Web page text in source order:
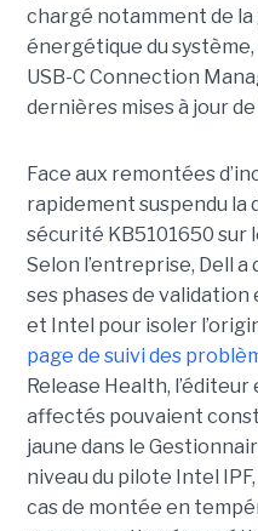
chargé notamment de
énergétique du
USB-C Connection
dernières mises à jour de
Face aux remontées
rapidement suspendu la
sécurité KB5101650 sur
Selon l’entreprise, Dell
ses phases de
et Intel pour isoler
page de suivi des
Release Health,
affectés pouvaient
jaune dans le
niveau du pilote Intel
cas de montée en